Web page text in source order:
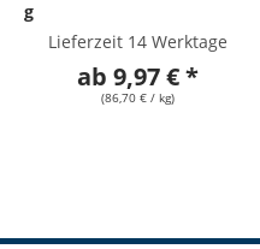
g
Lieferzeit 14 Werktage
ab 9,97 € *
(86,70 € / kg)